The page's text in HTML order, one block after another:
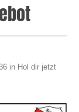
in Hol dir jetzt